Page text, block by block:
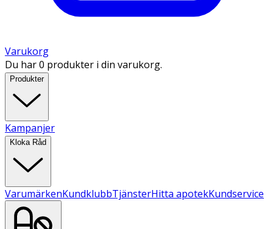
Varukorg
Du har 0 produkter i din varukorg.
Produkter
Kampanjer
Kloka Råd
VarumärkenKundklubbTjänsterHitta apotekKundservice